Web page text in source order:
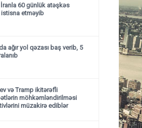
60 günlük atəşkəs
istisna etməyib
ağır yol qəzası baş verib, 5
və Tramp ikitərəfli
möhkəmləndirilməsi
müzakirə ediblər